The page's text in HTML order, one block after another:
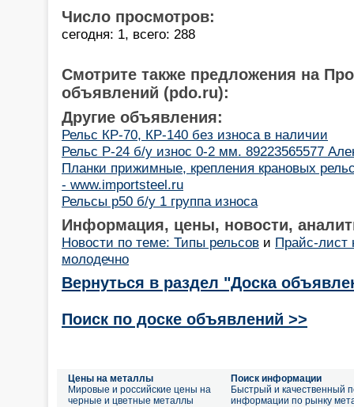
Число просмотров:
сегодня: 1, всего: 288
Смотрите также предложения на
объявлений (pdo.ru):
Другие объявления:
Рельс КР-70, КР-140 без износа в наличии
Рельс Р-24 б/у износ 0-2 мм. 89223565577
Планки прижимные, крепления крановых
- www.importsteel.ru
Рельсы р50 б/у 1 группа износа
Информация, цены, новости,
Новости по теме: Типы рельсов и Прайс-лист
молодечно
Вернуться в раздел "Доска
Поиск по доске объявлений >>
Цены на металлы
Мировые и российские цены на
черные и цветные металлы
Поиск информации
Быстрый и качественный
информации по рынку